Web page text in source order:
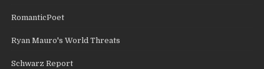
RomanticPoet
Ryan Mauro's World Threats
Schwarz Report